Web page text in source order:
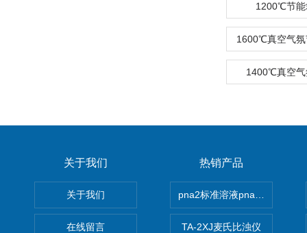
1200℃节能
1600℃真空气氛
1400℃真空气
关于我们
关于我们
在线留言
热销产品
pna2标准溶液pna3 pna4
TA-2XJ麦氏比浊仪